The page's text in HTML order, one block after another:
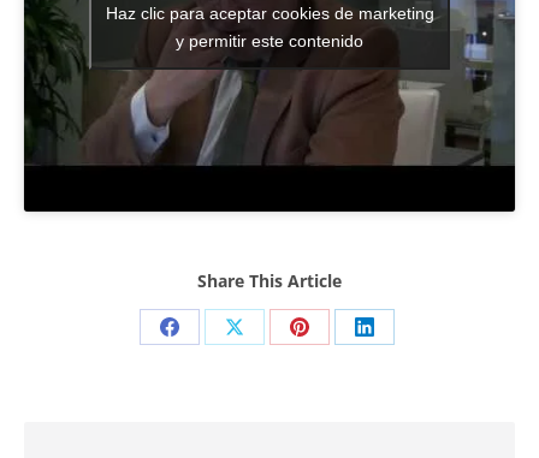
Haz clic para aceptar cookies de marketing
y permitir este contenido
Share This Article
Share Share Share Share